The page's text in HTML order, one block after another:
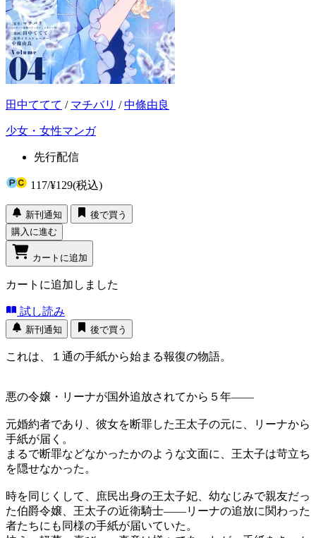
田中ててて / マチバリ /中條由良
少女・女性マンガ
先行配信
117/¥129(税込)
新刊通知
後で買う
購入に進む
カートに追加
カートに追加しました
試し読み
新刊通知 後で買う
これは、１通の手紙から始まる報復の物語。
悪の令嬢・リーナが国外追放されてから５年――
元婚約者であり、彼女を断罪した王太子の元に、リーナから
手紙が届く。
まるで断罪などなかったかのような文面に、王太子は苛立ち
を隠せなかった。
時を同じくして、庶民出身の王太子妃、幼なじみで親友だっ
た伯爵令嬢、王太子の近衛騎士――リーナの追放に関わった
者たちにも同様の手紙が届いていた。